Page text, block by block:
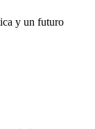
y un futuro